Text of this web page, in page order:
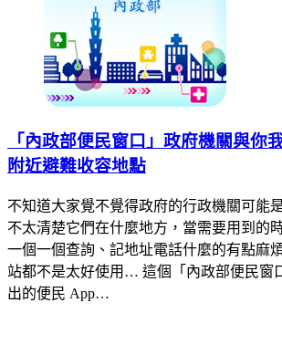
「內政部便民窗口」政府機關與你
附近避難收容地點
不知道大家覺不覺得政府的行政機關可能
不太清楚它們在什麼地方，當需要用到的
一個一個查詢、記地址電話什麼的有點麻
站都不是太好使用… 這個「內政部便民窗
出的便民 App…